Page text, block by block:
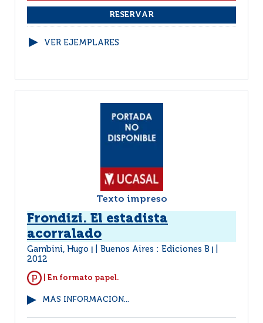
VER EJEMPLARES
Texto impreso
Frondizi. El estadista
acorralado
Gambini, Hugo Buenos Aires : Ediciones B
2012
| En formato papel.
MÁS INFORMACIÓN...